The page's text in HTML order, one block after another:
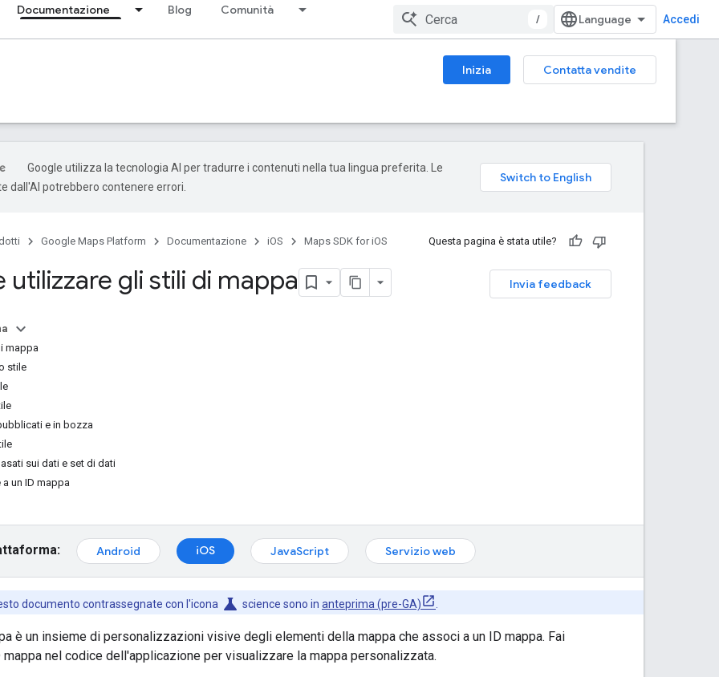
Documentazione Blog Comunità
/ Accedi
Inizia
Contatta vendite
Google utilizza la tecnologia AI per tradurre i contenuti nella tua lingua preferita. Le
dall'AI potrebbero contenere errori.
Google Maps Platform Documentazione iOS Maps SDK for iOS Questa pagina è stata utile?
Invia feedback
utilizzare gli stili di mappa
mappa
stile
e in bozza
sui dati e set di dati
a un ID mappa
Android iOS JavaScript Servizio web
documento contrassegnate con l'icona science science sono in anteprima (pre-GA)
è un insieme di personalizzazioni visive degli elementi della mappa che associ a un ID mappa. Fai
mappa nel codice dell'applicazione per visualizzare la mappa personalizzata.